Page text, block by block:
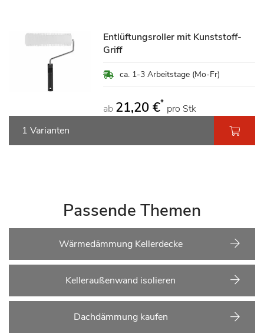
Entlüftungsroller mit Kunststoff-
Griff
ca. 1-3 Arbeitstage (Mo-Fr)
ab 21,20 €* pro Stk
1 Varianten
Passende Themen
Wärmedämmung Kellerdecke
Kelleraußenwand isolieren
Dachdämmung kaufen